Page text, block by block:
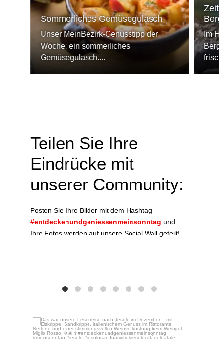
Sommerliches Gemüsegulasch
Unser MeinBezirk-Genusstipp der
Woche: ein sommerliches
Gemüsegulasch....
Im
Teilen Sie Ihre
Eindrücke mit
unserer Community:
Posten Sie Ihre Bilder mit dem Hashtag
#entdeckenundgeniessenmeinsonntag und
Ihre Fotos werden auf unsere Social Wall geteilt!
Dez. 16